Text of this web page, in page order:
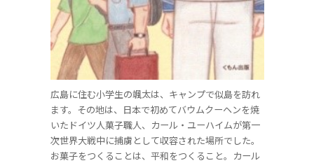
広島に住む小学生の颯太は、キャンプで似島を訪れ
ます。その地は、日本で初めてバウムクーヘンを焼
いたドイツ人菓子職人、カール・ユーハイムが第一
次世界大戦中に捕虜として収容された場所でした。
お菓子をつくることは、平和をつくること。カール